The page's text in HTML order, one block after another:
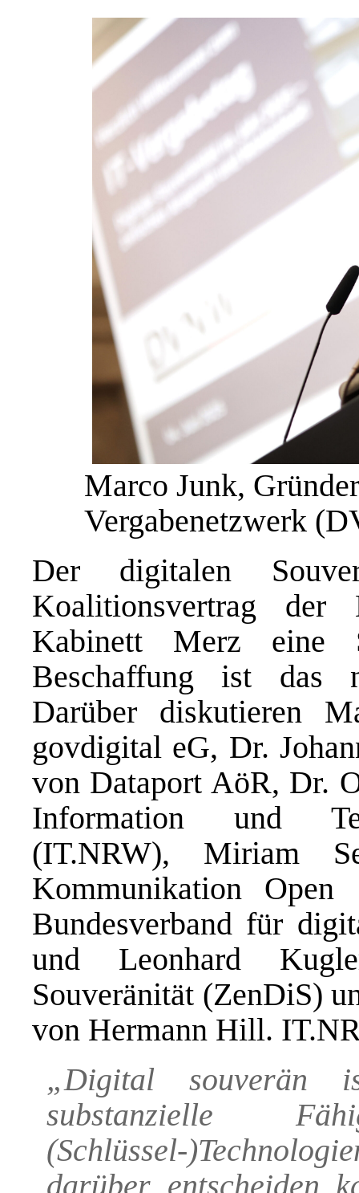
Marco Junk,
Vergabenetzwerk
Der digitalen
Koalitionsvertrag der
Kabinett Merz eine
Beschaffung ist das
Darüber diskutieren
govdigital eG, Dr.
von Dataport AöR, Dr.
Information und
(IT.NRW), Miriam
Kommunikation
Bundesverband für
und Leonhard
Souveränität (ZenDiS)
von Hermann Hill.
„Digital souverän
substanzielle
(Schlüssel-
darüber entscheiden